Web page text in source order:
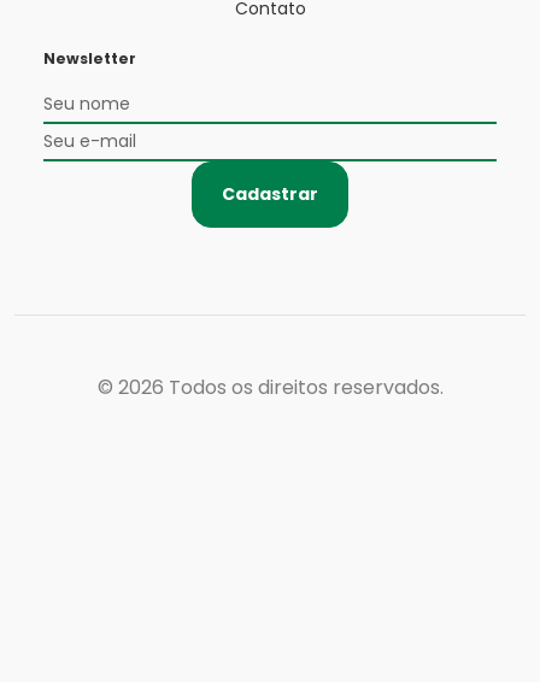
Contato
Newsletter
Cadastrar
© 2026 Todos os direitos reservados.